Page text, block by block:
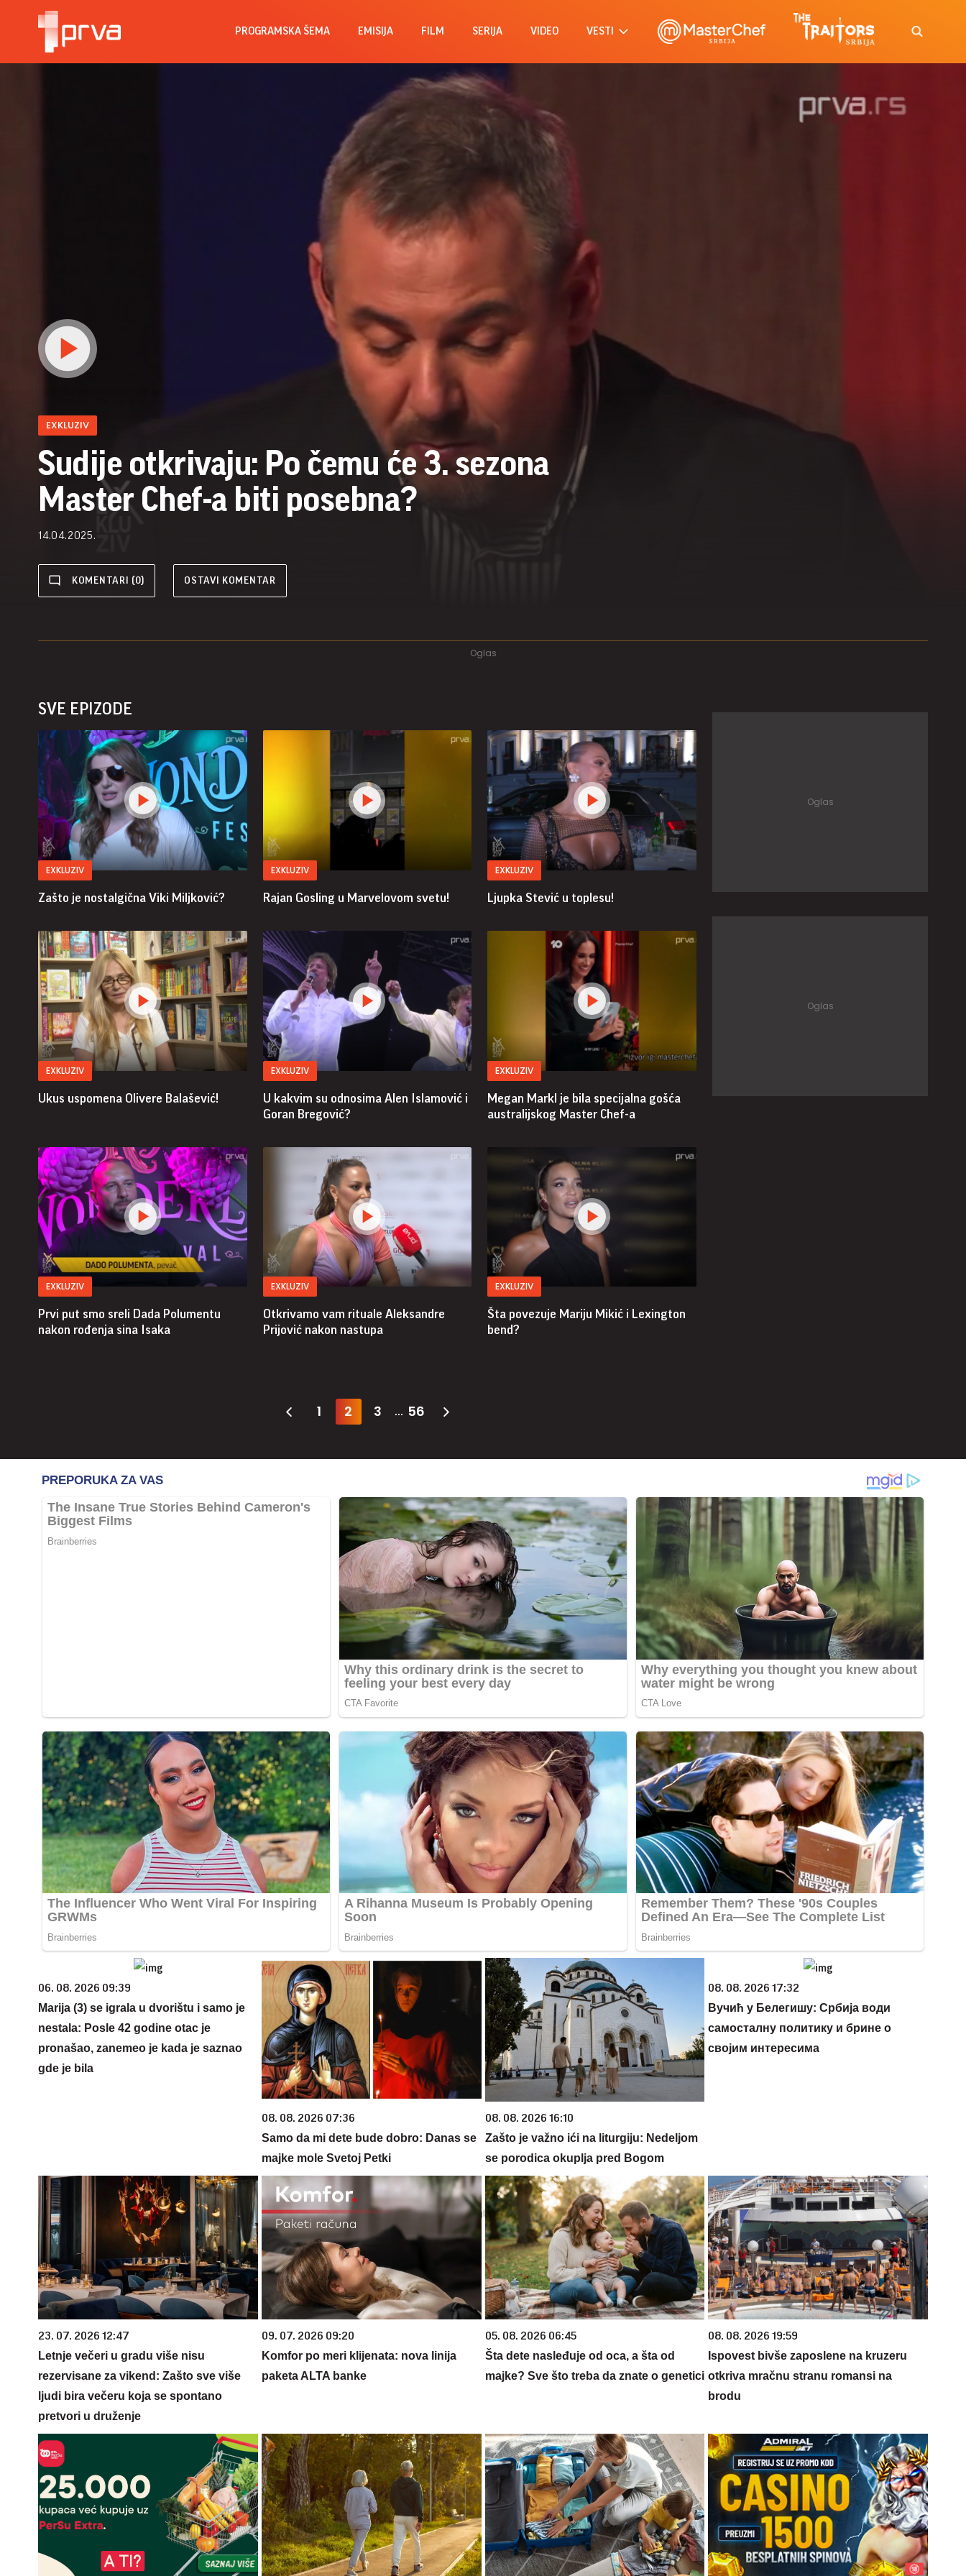
PROGRAMSKA ŠEMA EMISIJA FILM SERIJA VIDEO VESTI
EXKLUZIV
Sudije otkrivaju: Po čemu će 3. sezona
Master Chef-a biti posebna?
14.04.2025.
KOMENTARI (0) OSTAVI KOMENTAR
SVE EPIZODE
EXKLUZIV
Zašto je nostalgična Viki Miljković?
EXKLUZIV
Rajan Gosling u Marvelovom svetu!
EXKLUZIV
Ljupka Stević u toplesu!
EXKLUZIV
Ukus uspomena Olivere Balašević!
EXKLUZIV
U kakvim su odnosima Alen Islamović i
Goran Bregović?
EXKLUZIV
Megan Markl je bila specijalna gošća
australijskog Master Chef-a
EXKLUZIV
Prvi put smo sreli Dada Polumentu
nakon rođenja sina Isaka
EXKLUZIV
Otkrivamo vam rituale Aleksandre
Prijović nakon nastupa
EXKLUZIV
Šta povezuje Mariju Mikić i Lexington
bend?
1 2 3 ... 56
06. 08. 2026 09:39
Marija (3) se igrala u dvorištu i samo je
nestala: Posle 42 godine otac je
pronašao, zanemeo je kada je saznao
gde je bila
08. 08. 2026 07:36
Samo da mi dete bude dobro: Danas se
majke mole Svetoj Petki
08. 08. 2026 16:10
Zašto je važno ići na liturgiju: Nedeljom
se porodica okuplja pred Bogom
08. 08. 2026 17:32
Вучић у Белегишу: Србија води
самосталну политику и брине о
својим интересима
23. 07. 2026 12:47
Letnje večeri u gradu više nisu
rezervisane za vikend: Zašto sve više
ljudi bira večeru koja se spontano
pretvori u druženje
09. 07. 2026 09:20
Komfor po meri klijenata: nova linija
paketa ALTA banke
05. 08. 2026 06:45
Šta dete nasleđuje od oca, a šta od
majke? Sve što treba da znate o genetici
08. 08. 2026 19:59
Ispovest bivše zaposlene na kruzeru
otkriva mračnu stranu romansi na
brodu